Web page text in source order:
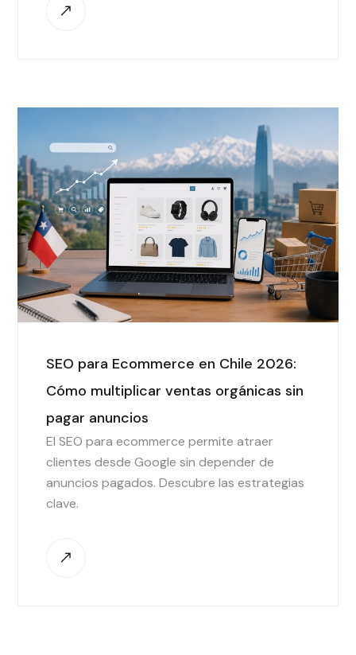
SEO para Ecommerce en Chile 2026:
Cómo multiplicar ventas orgánicas sin
pagar anuncios
El SEO para ecommerce permite atraer
clientes desde Google sin depender de
anuncios pagados. Descubre las estrategias
clave.